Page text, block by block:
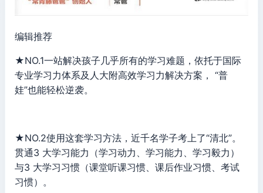
编辑推荐
★NO.1一站解决孩子几乎所有的学习难题，依托于国际
专业学习力体系及人大附高效学习力解决方案， “普
娃”也能轻松逆袭。
★NO.2使用这套学习方法，近千名学子考上了“清北”。
贯通3 大学习能力（学习动力、学习能力、学习毅力）
与3 大学习习惯（课堂听课习惯、课后作业习惯、考试
习惯）。